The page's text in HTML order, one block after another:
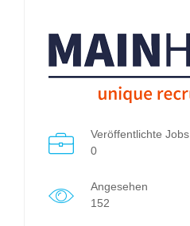
Veröffentlichte Jobs
0
Angesehen
152